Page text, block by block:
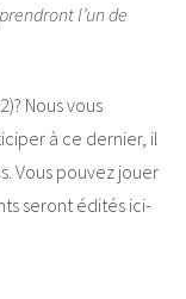
l’un de
Nous vous
à ce dernier, il
Vous pouvez jouer
seront édités ici-